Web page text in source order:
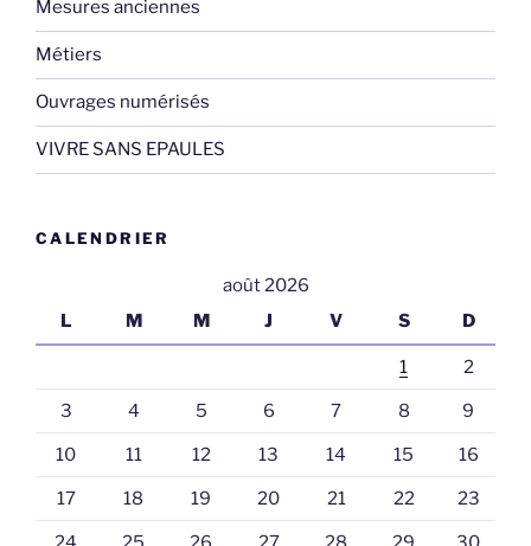
Mesures anciennes
Métiers
Ouvrages numérisés
VIVRE SANS EPAULES
CALENDRIER
août 2026
L
M M J V S D
1 2
3 4 5 6 7 8 9
10 11 12 13 14 15 16
17 18 19 20 21 22 23